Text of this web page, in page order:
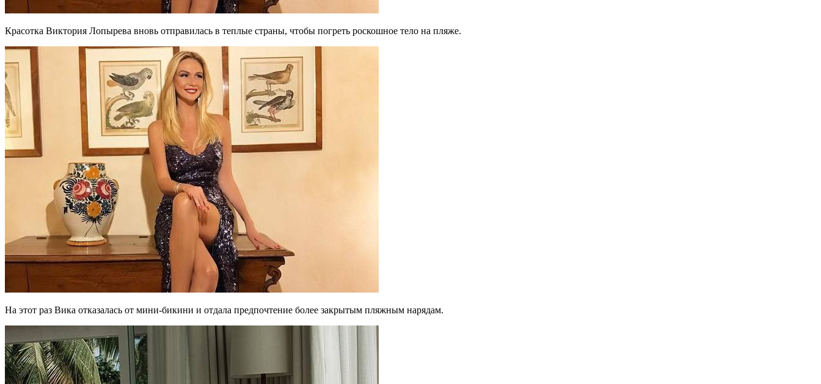
Красотка Виктория Лопырева вновь отправилась в теплые страны, чтобы погреть роскошное тело на пляже.
На этот раз Вика отказалась от мини-бикини и отдала предпочтение более закрытым пляжным нарядам.